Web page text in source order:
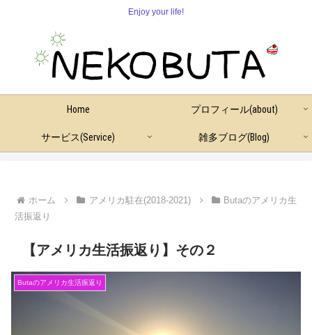
Enjoy your life!
Home プロフィール(about)
サービス(Service) 雑多ブログ(Blog)
ホーム アメリカ駐在(2018-2021)
Butaのアメリカ生
活振返り
【アメリカ生活振返り】その２
Butaのアメリカ生活振返り